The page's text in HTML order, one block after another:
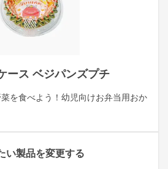
ース ベジパンズプチ
を食べよう！幼児向けお弁当用おか
い製品を変更する